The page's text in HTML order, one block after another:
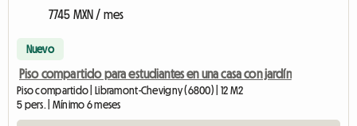
7745 MXN / mes
Nuevo
Piso compartido para estudiantes en una casa con jardín
Piso compartido | Libramont-Chevigny (6800) | 12 M2
5 pers. | Mínimo 6 meses